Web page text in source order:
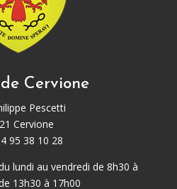
Cervione
Pescetti
Cervione
95 38 10 28
lundi au vendredi de 8h30 à
13h30 à 17h00